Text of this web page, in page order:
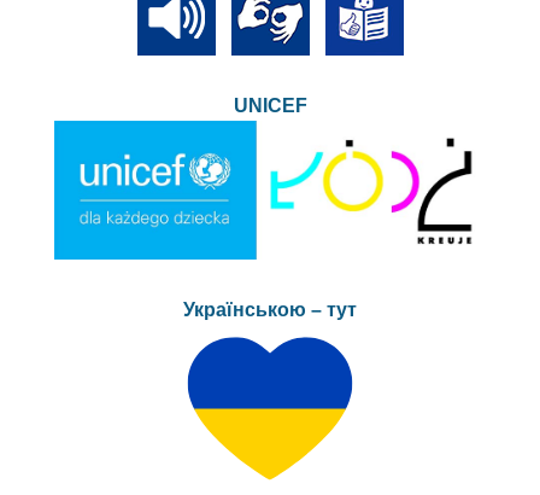
UNICEF
Українською – тут